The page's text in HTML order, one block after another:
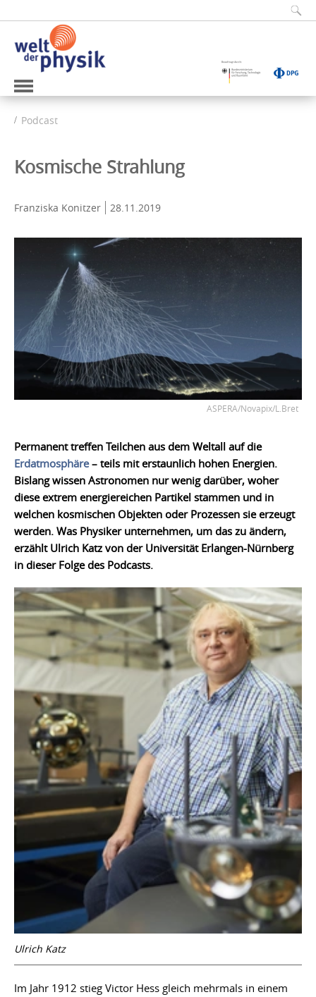
Podcast
Kosmische Strahlung
Franziska Konitzer 28.11.2019
ASPERA/Novapix/L.Bret
Permanent treffen Teilchen aus dem Weltall auf die
Erdatmosphäre– teils mit erstaunlich hohen Energien.
Bislang wissen Astronomen nur wenig darüber, woher
diese extrem energiereichen Partikel stammen und in
welchen kosmischen Objekten oder Prozessen sie erzeugt
werden. Was Physiker unternehmen, um das zu ändern,
erzählt Ulrich Katz von der Universität Erlangen-Nürnberg
in dieser Folge des Podcasts.
Ulrich Katz
Im Jahr 1912 stieg Victor Hess gleich mehrmals in einem